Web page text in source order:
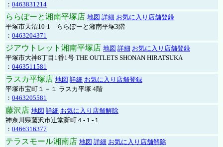
： 0463831214
ららぽーと湘南平塚店 地図 詳細 お気に入り店舗登録
平塚市天沼10-1 ららぽーと湘南平塚3階
： 0463204371
ジアウトレット湘南平塚店 地図 詳細 お気に入り店舗登録
平塚市大神8丁目1番1号 THE OUTLETS SHONAN HIRATSUKA
： 0463511581
ラスカ平塚店 地図 詳細 お気に入り店舗登録
平塚市宝町１－１ ラスカ平塚 4階
： 0463205581
藤沢店 地図 詳細 お気に入り店舗解除
神奈川県藤沢市辻堂新町４-１-１
： 0466316377
テラスモール湘南店 地図 詳細 お気に入り店舗解除